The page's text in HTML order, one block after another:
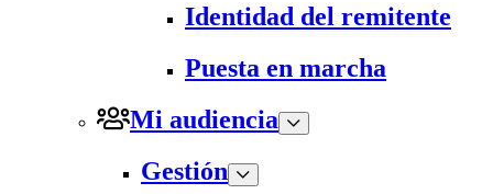
Identidad del remitente
Puesta en marcha
Mi audiencia
Gestión